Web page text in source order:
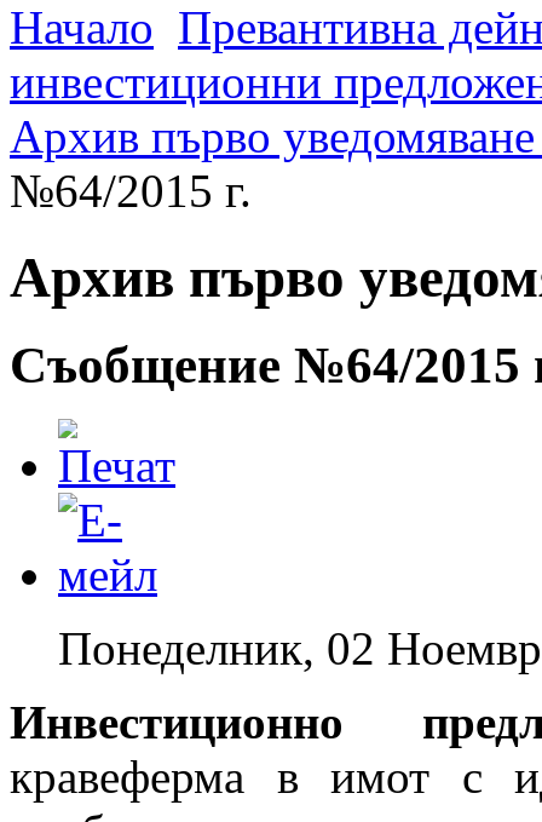
Начало Превантивна
инвестиционни
Архив първо
№64/2015 г.
Архив първо
Съобщение №64/2015
Понеделник, 02
Инвестиционно
кравеферма в имот с